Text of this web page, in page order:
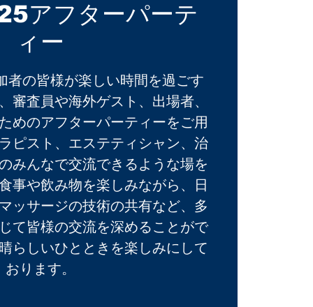
アフターパーテ
ィー
者の皆様が楽しい時間を過ごす
審査員や海外ゲスト、出場者、
めのアフターパーティーをご用
ピスト、エステティシャン、治
みんなで交流できるような場を
事や飲み物を楽しみながら、日
ッサージの技術の共有など、多
て皆様の交流を深めることがで
らしいひとときを楽しみにして
おります。